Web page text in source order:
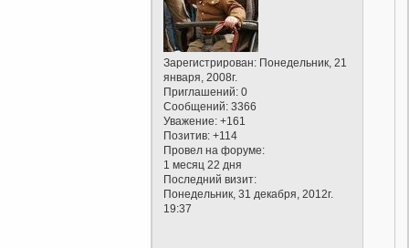
Зарегистрирован: Понедельник, 21
января, 2008г.
Приглашений: 0
Сообщений: 3366
Уважение: +161
Позитив: +114
Провел на форуме:
1 месяц 22 дня
Последний визит:
Понедельник, 31 декабря, 2012г.
19:37